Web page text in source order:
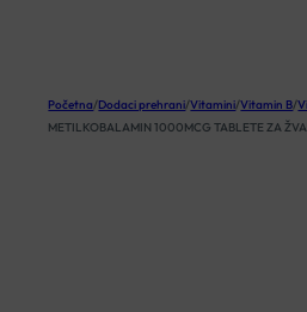
Početna/Dodaci prehrani/Vitamini/Vitamin B/
METILKOBALAMIN 1000MCG TABLETE ZA